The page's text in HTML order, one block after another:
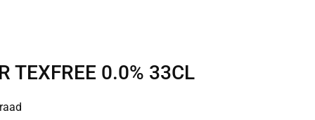
TEXFREE 0.0% 33CL